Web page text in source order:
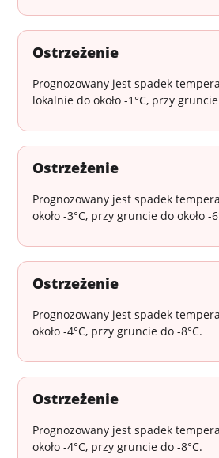
Ostrzeżenie
Prognozowany jest spadek
lokalnie do około -1°C, przy
Ostrzeżenie
Prognozowany jest spadek
około -3°C, przy gruncie do około -
Ostrzeżenie
Prognozowany jest spadek
około -4°C, przy gruncie do -8°C.
Ostrzeżenie
Prognozowany jest spadek
około -4°C, przy gruncie do -8°C.